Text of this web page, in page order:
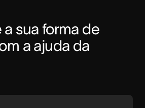
a sua forma de
a ajuda da